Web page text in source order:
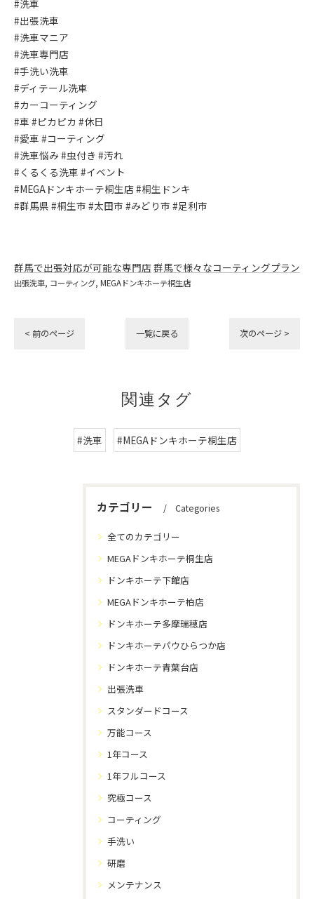
#洗車
#出張洗車
#洗車マニア
#洗車専門店
#手洗い洗車
#ディテール洗車
#カーコーティング
#車 #ピカピカ #休日
#愛車 #コーティング
#洗車悩み #虫付き #汚れ
#くるくる洗車 #イベント
#MEGAドンキホーテ桐生店 #桐生ドンキ
#群馬県 #桐生市 #太田市 #みどり市 #足利市
群馬で出張対応が可能な専門店群馬で様々なコーティングプラン
出張洗車 コーティング MEGAドンキホーテ桐生店
< 前のページ 一覧に戻る 次のページ >
関連タグ
#洗車 #MEGAドンキホーテ桐生店
カテゴリー Categories
全てのカテゴリー
MEGAドンキホーテ桐生店
ドンキホーテ下館店
MEGAドンキホーテ柏店
ドンキホーテ多摩瑞穂店
ドンキホーテパウひらつか店
ドンキホーテ青葉台店
出張洗車
スタンダードコース
万能コース
1年コース
1年フルコース
究極コース
コーティング
手洗い
研磨
メンテナンス